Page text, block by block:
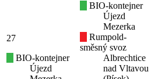
27
BIO-kontejner
Újezd
BIO-kontejner
Újezd
Mezerka
Rumpold-
směsný svoz
Albrechtice
nad Vltavou